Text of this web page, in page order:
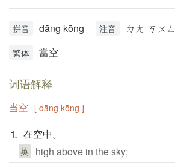
拼音 dāng kōng 注音 ㄉㄤ ㄎㄨㄥ
繁体 當空
词语解释
当空 [ dāng kōng ]
⒈ 在空中。
英 high above in the sky;